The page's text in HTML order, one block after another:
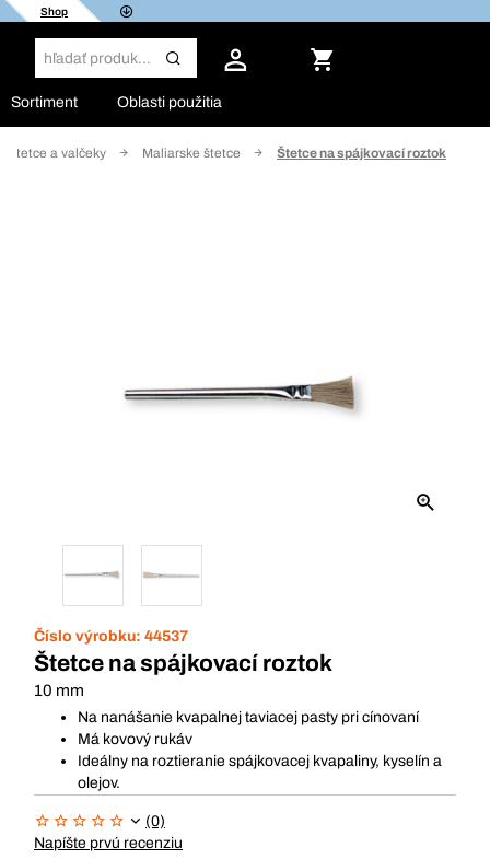
Shop
Sortiment Oblasti použitia
Štetce a valčeky Maliarske štetce Štetce na spájkovací roztok
Číslo výrobku: 44537
Štetce na spájkovací roztok
10 mm
Na nanášanie kvapalnej taviacej pasty pri cínovaní
Má kovový rukáv
Ideálny na roztieranie spájkovacej kvapaliny, kyselín a
olejov.
(0)
Napíšte prvú recenziu